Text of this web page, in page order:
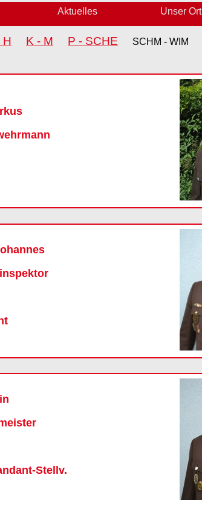
Aktuelles Unser Ort
H K - M P - SCHE SCHM - WIM
Stellv.